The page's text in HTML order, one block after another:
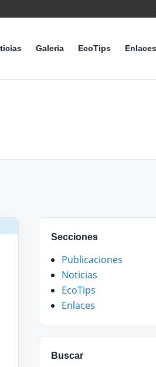
Galeria EcoTips Enlaces
Secciones
Publicaciones
Noticias
EcoTips
Enlaces
Buscar